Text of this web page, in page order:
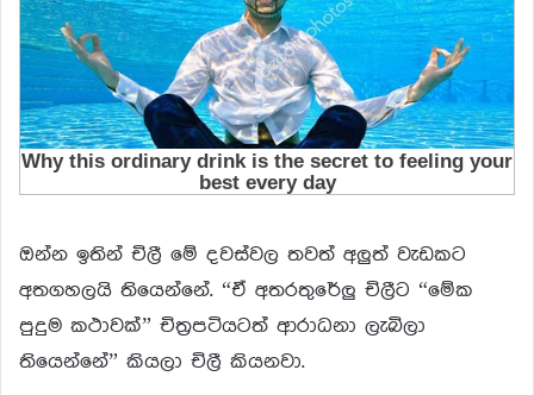
ඔන්න ඉතින් චිලී මේ දවස්වල තවත් අලුත් වැඩකට
අතගහලයි තියෙන්නේ. “ඒ අතරතුරේලු චිලීට “මේක
පුදුම කථාවක්” චිත්‍රපටියටත් ආරාධනා ලැබිලා
තියෙන්නේ” කියලා චිලී කියනවා.